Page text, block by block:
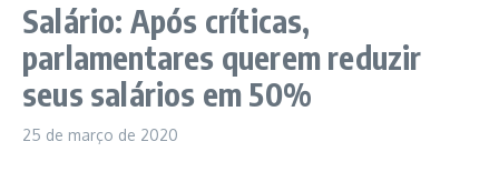
Salário: Após críticas,
parlamentares querem reduzir
seus salários em 50%
25 de março de 2020